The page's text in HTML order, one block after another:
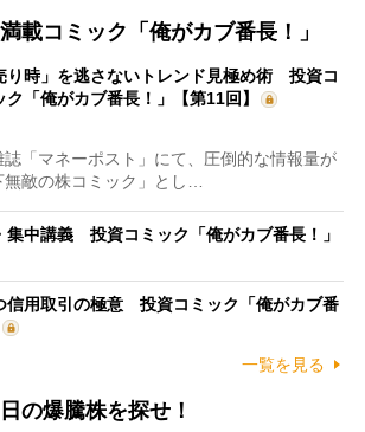
載コミック「俺がカブ番長！」
り時」を逃さないトレンド見極め術 投資コ
ク「俺がカブ番長！」【第11回】
「マネーポスト」にて、圧倒的な情報量が
敵の株コミック」とし…
集中講義 投資コミック「俺がカブ番長！」
信用取引の極意 投資コミック「俺がカブ番
一覧を見る
の爆騰株を探せ！